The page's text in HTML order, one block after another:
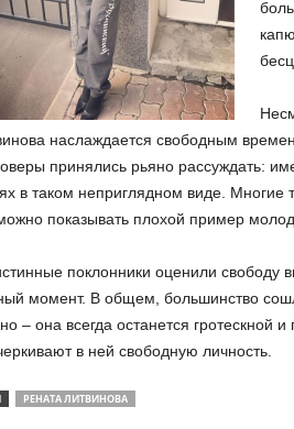
наслаждается свободным
принялись рьяно рассуждать:
в таком неприглядном виде. Многие
показывать плохой пример
поклонники оценили свободу
момент. В общем, большинство
– она всегда останется
в ней свободную личность.
РЕНАТА ЛИТВИНОВА